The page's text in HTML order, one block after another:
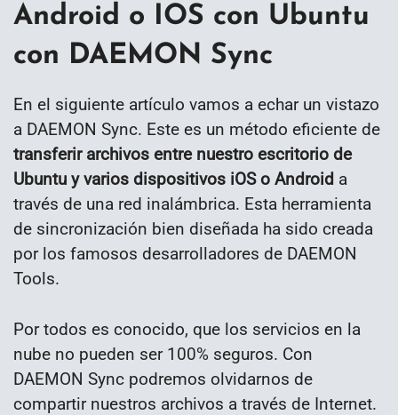
Android o IOS con Ubuntu
con DAEMON Sync
En el siguiente artículo vamos a echar un vistazo
a DAEMON Sync. Este es un método eficiente de
transferir archivos entre nuestro escritorio de
Ubuntu y varios dispositivos iOS o Android a
través de una red inalámbrica. Esta herramienta
de sincronización bien diseñada ha sido creada
por los famosos desarrolladores de DAEMON
Tools.
Por todos es conocido, que los servicios en la
nube no pueden ser 100% seguros. Con
DAEMON Sync podremos olvidarnos de
compartir nuestros archivos a través de Internet.